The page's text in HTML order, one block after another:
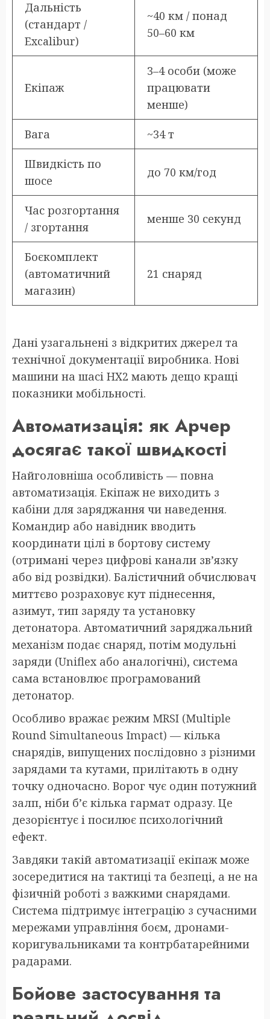
Дальність
(стандарт /
Excalibur)
~40 км / понад
50–60 км
Екіпаж
3–4 особи (може
працювати
менше)
Вага ~34 т
Швидкість по
шосе
до 70 км/год
Час розгортання
/ згортання
менше 30 секунд
Боєкомплект
(автоматичний
магазин)
21 снаряд
Дані узагальнені з відкритих джерел та
технічної документації виробника. Нові
машини на шасі HX2 мають дещо кращі
показники мобільності.
Автоматизація: як Арчер
досягає такої швидкості
Найголовніша особливість — повна
автоматизація. Екіпаж не виходить з
кабіни для заряджання чи наведення.
Командир або навідник вводить
координати цілі в бортову систему
(отримані через цифрові канали зв’язку
або від розвідки). Балістичний обчислювач
миттєво розраховує кут піднесення,
азимут, тип заряду та установку
детонатора. Автоматичний заряджальний
механізм подає снаряд, потім модульні
заряди (Uniflex або аналогічні), система
сама встановлює програмований
детонатор.
Особливо вражає режим MRSI (Multiple
Round Simultaneous Impact) — кілька
снарядів, випущених послідовно з різними
зарядами та кутами, прилітають в одну
точку одночасно. Ворог чує один потужний
залп, ніби б’є кілька гармат одразу. Це
дезорієнтує і посилює психологічний
ефект.
Завдяки такій автоматизації екіпаж може
зосередитися на тактиці та безпеці, а не на
фізичній роботі з важкими снарядами.
Система підтримує інтеграцію з сучасними
мережами управління боєм, дронами-
коригувальниками та контрбатарейними
радарами.
Бойове застосування та